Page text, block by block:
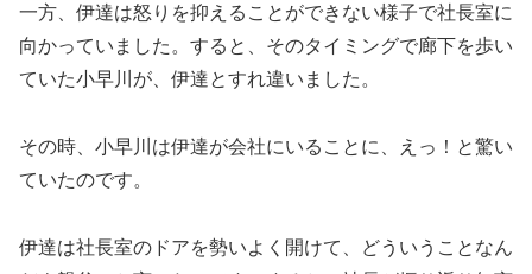
一方、伊達は怒りを抑えることができない様子で社長室に
向かっていました。すると、そのタイミングで廊下を歩い
ていた小早川が、伊達とすれ違いました。
その時、小早川は伊達が会社にいることに、えっ！と驚い
ていたのです。
伊達は社長室のドアを勢いよく開けて、どういうことなん